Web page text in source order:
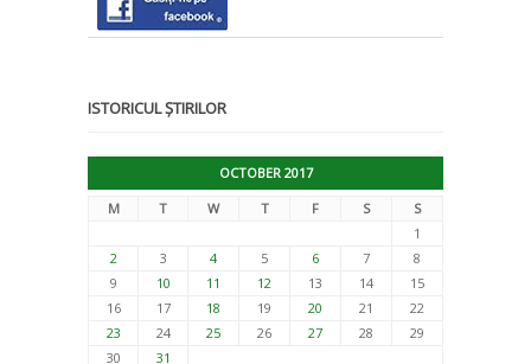
ISTORICUL ȘTIRILOR
OCTOBER 2017
M
T W T F S
S
1
2
3 4 5 6 7
8
9
10 11 12 13 14
15
16
17 18 19 20 21
22
23
24 25 26 27 28
29
30
31